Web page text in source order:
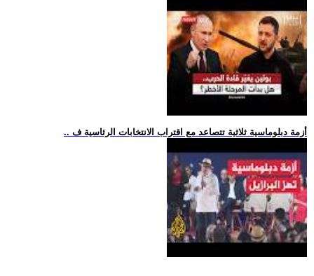
.. أزمة دبلوماسية ثلاثية تتصاعد مع اقتراب الانتخابات الرئاسية ف